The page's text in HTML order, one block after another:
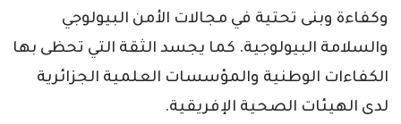
وكفاءة وبنى تحتية في مجالات الأمن البيولوجي
والسلامة البيولوجية. كما يجسد الثقة التي تحظى بها
الكفاءات الوطنية والمؤسسات العلمية الجزائرية
لدى الهيئات الصحية الإفريقية.